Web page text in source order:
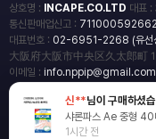
상호명 : INCAPE.CO.LTD 대표
통신판매업신고 :
대표번호 : 02-6951-2268 (유선
大阪府大阪市中央区久太郎町
이메일 : info.nppip@gmail.com (
copyright
일본직구쇼핑몰 엔
2018 All rights reserved.
신**님이 구매하셨
샤론파스 Ae 중형 40
1시간 전